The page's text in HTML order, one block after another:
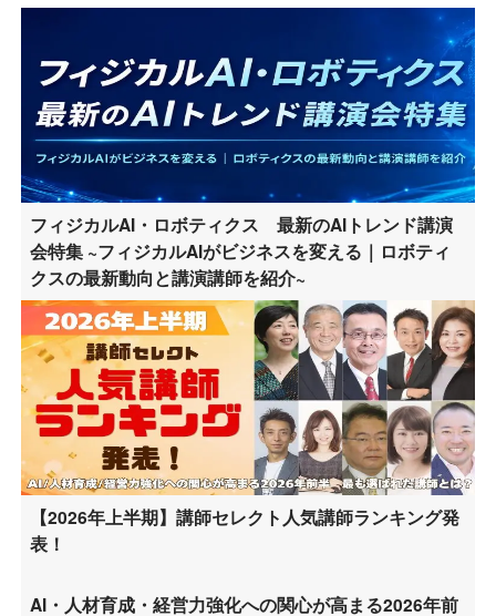
フィジカルAI・ロボティクス 最新のAIトレンド講演
会特集 ~フィジカルAIがビジネスを変える｜ロボティ
クスの最新動向と講演講師を紹介~
【2026年上半期】講師セレクト人気講師ランキング発
表！
AI・人材育成・経営力強化への関心が高まる2026年前